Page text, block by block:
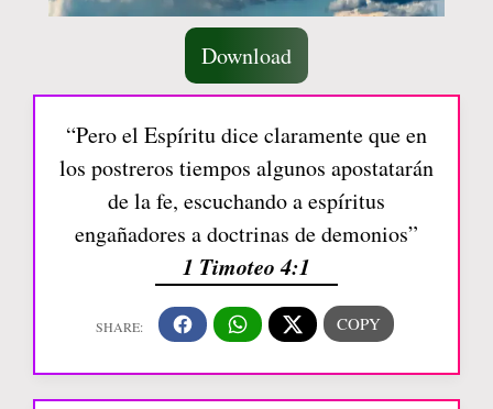
Download
“Pero el Espíritu dice claramente que en
los postreros tiempos algunos apostatarán
de la fe, escuchando a espíritus
engañadores a doctrinas de demonios”
1 Timoteo 4:1